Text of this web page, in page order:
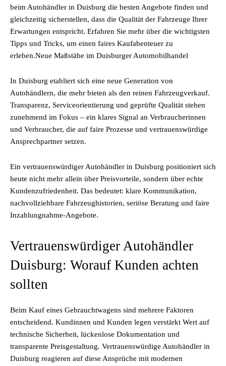
beim Autohändler in Duisburg die besten Angebote finden und
gleichzeitig sicherstellen, dass die Qualität der Fahrzeuge Ihrer
Erwartungen entspricht. Erfahren Sie mehr über die wichtigsten
Tipps und Tricks, um einen faires Kaufabenteuer zu
erleben.Neue Maßstäbe im Duisburger Automobilhandel
In Duisburg etabliert sich eine neue Generation von
Autohändlern, die mehr bieten als den reinen Fahrzeugverkauf.
Transparenz, Serviceorientierung und geprüfte Qualität stehen
zunehmend im Fokus – ein klares Signal an Verbraucherinnen
und Verbraucher, die auf faire Prozesse und vertrauenswürdige
Ansprechpartner setzen.
Ein vertrauenswürdiger Autohändler in Duisburg positioniert sich
heute nicht mehr allein über Preisvorteile, sondern über echte
Kundenzufriedenheit. Das bedeutet: klare Kommunikation,
nachvollziehbare Fahrzeughistorien, seriöse Beratung und faire
Inzahlungnahme-Angebote.
Vertrauenswürdiger Autohändler
Duisburg: Worauf Kunden achten
sollten
Beim Kauf eines Gebrauchtwagens sind mehrere Faktoren
entscheidend. Kundinnen und Kunden legen verstärkt Wert auf
technische Sicherheit, lückenlose Dokumentation und
transparente Preisgestaltung. Vertrauenswürdige Autohändler in
Duisburg reagieren auf diese Ansprüche mit modernen